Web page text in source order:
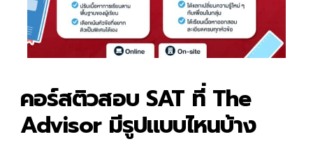
คอร์สติวสอบ SAT ที่ The
Advisor มีรูปแบบไหนบ้าง